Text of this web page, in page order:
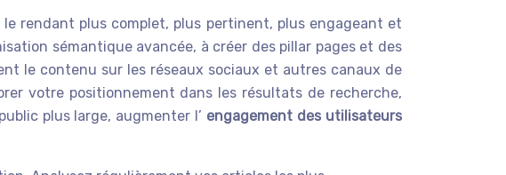
rendant plus complet, plus pertinent, plus engageant et
sémantique avancée, à créer des pillar pages et des
le contenu sur les réseaux sociaux et autres canaux de
votre positionnement dans les résultats de recherche,
plus large, augmenter l’ engagement des utilisateurs